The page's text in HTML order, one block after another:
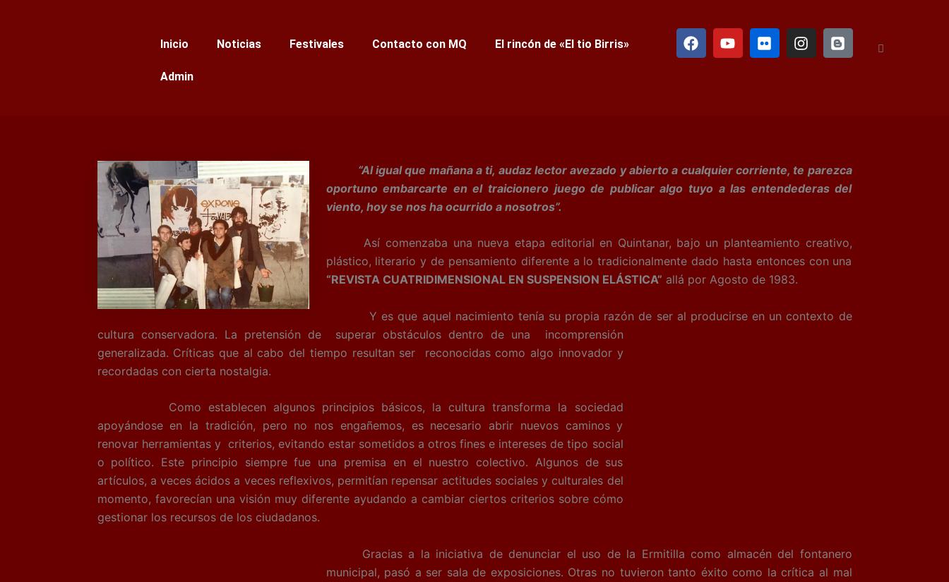
Inicio Noticias Festivales Contacto con MQ El rincón de «El tio Birris»
Admin
a
c
e
o
u
t
l
i
c
n
s
t
l
o
g
“Al igual que mañana a ti, audaz lector avezado y abierto a cualquier corriente, te parezca
oportuno embarcarte en el traicionero juego de publicar algo tuyo a las entendederas del
viento, hoy se nos ha ocurrido a nosotros”.
Así comenzaba una nueva etapa editorial en Quintanar, bajo un planteamiento creativo,
plástico, literario y de pensamiento diferente a lo tradicionalmente dado hasta entonces con una
“REVISTA CUATRIDIMENSIONAL EN SUSPENSION ELÁSTICA” allá por Agosto de 1983.
Y es que aquel nacimiento tenía su propia razón de ser al producirse en un contexto de
cultura conservadora. La pretensión de superar obstáculos dentro de una incomprensión
generalizada. Críticas que al cabo del tiempo resultan ser reconocidas como algo innovador y
recordadas con cierta nostalgia.
Como establecen algunos principios básicos, la cultura transforma la sociedad
apoyándose en la tradición, pero no nos engañemos, es necesario abrir nuevos caminos y
renovar herramientas y criterios, evitando estar sometidos a otros fines e intereses de tipo social
o político. Este principio siempre fue una premisa en el nuestro colectivo. Algunos de sus
artículos, a veces ácidos a veces reflexivos, permitían repensar actitudes sociales y culturales del
momento, favorecían una visión muy diferente ayudando a cambiar ciertos criterios sobre cómo
gestionar los recursos de los ciudadanos.
Gracias a la iniciativa de denunciar el uso de la Ermitilla como almacén del fontanero
municipal, pasó a ser sala de exposiciones. Otras no tuvieron tanto éxito como la crítica al mal